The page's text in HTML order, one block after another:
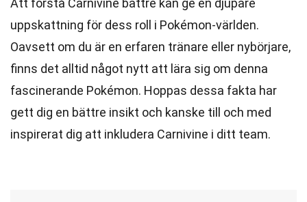
Att förstå Carnivine bättre kan ge en djupare
uppskattning för dess roll i Pokémon-världen.
Oavsett om du är en erfaren tränare eller nybörjare,
finns det alltid något nytt att lära sig om denna
fascinerande Pokémon. Hoppas dessa fakta har
gett dig en bättre insikt och kanske till och med
inspirerat dig att inkludera Carnivine i ditt team.